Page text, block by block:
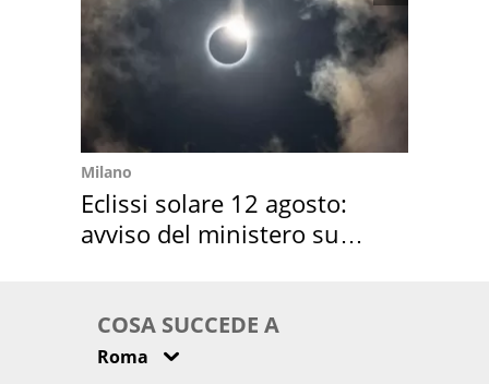
Milano
Eclissi solare 12 agosto:
avviso del ministero su